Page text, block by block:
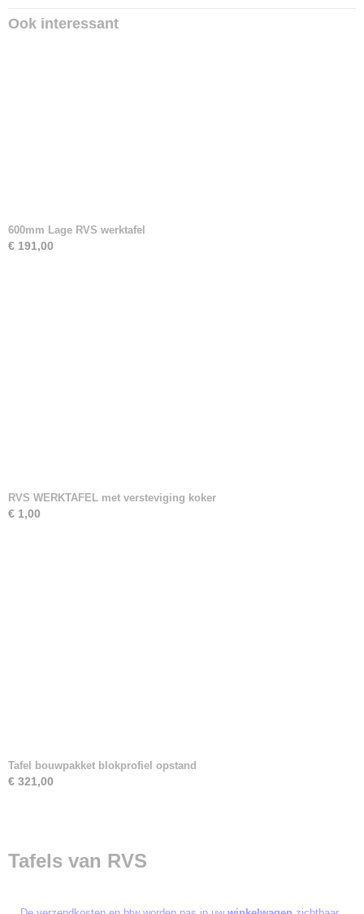
Ook interessant
600mm Lage RVS werktafel
€ 191,00
RVS WERKTAFEL met versteviging koker
€ 1,00
Tafel bouwpakket blokprofiel opstand
€ 321,00
Tafels van RVS